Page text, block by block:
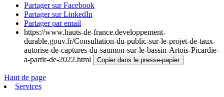
Partager sur Facebook
Partager sur LinkedIn
Partager par email
https://www.hauts-de-france.developpement-
durable.gouv.fr/Consultation-du-public-sur-le-projet-de-taux-
autorise-de-captures-du-saumon-sur-le-bassin-Artois-Picardie-
a-partir-de-2022.html
Copier dans le presse-papier
Haut de page
Services